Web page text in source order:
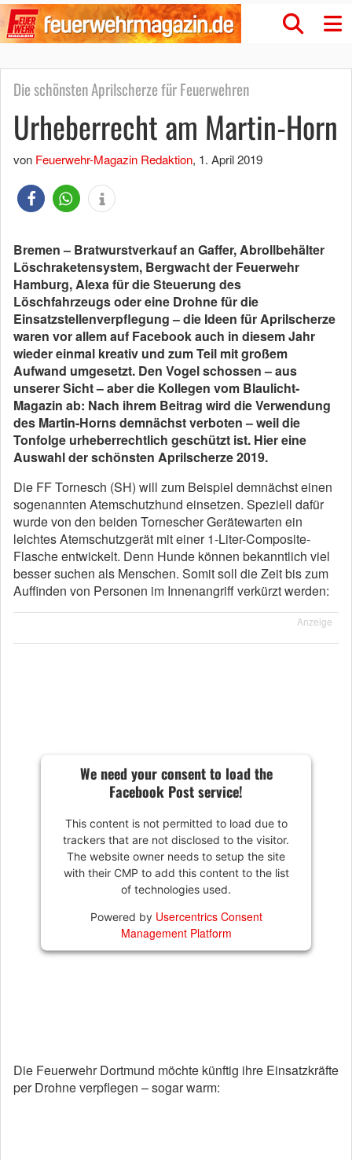
Die schönsten Aprilscherze für Feuerwehren
Urheberrecht am Martin-Horn
von Feuerwehr-Magazin Redaktion, 1. April 2019
Bremen – Bratwurstverkauf an Gaffer, Abrollbehälter
Löschraketensystem, Bergwacht der Feuerwehr
Hamburg, Alexa für die Steuerung des
Löschfahrzeugs oder eine Drohne für die
Einsatzstellenverpflegung – die Ideen für Aprilscherze
waren vor allem auf Facebook auch in diesem Jahr
wieder einmal kreativ und zum Teil mit großem
Aufwand umgesetzt. Den Vogel schossen – aus
unserer Sicht – aber die Kollegen vom Blaulicht-
Magazin ab: Nach ihrem Beitrag wird die Verwendung
des Martin-Horns demnächst verboten – weil die
Tonfolge urheberrechtlich geschützt ist. Hier eine
Auswahl der schönsten Aprilscherze 2019.
Die FF Tornesch (SH) will zum Beispiel demnächst einen
sogenannten Atemschutzhund einsetzen. Speziell dafür
wurde von den beiden Tornescher Gerätewarten ein
leichtes Atemschutzgerät mit einer 1-Liter-Composite-
Flasche entwickelt. Denn Hunde können bekanntlich viel
besser suchen als Menschen. Somit soll die Zeit bis zum
Auffinden von Personen im Innenangriff verkürzt werden:
Anzeige
We need your consent to load the
Facebook Post service!
This content is not permitted to load due to
trackers that are not disclosed to the visitor.
The website owner needs to setup the site
with their CMP to add this content to the list
of technologies used.
Powered by Usercentrics Consent
Management Platform
Die Feuerwehr Dortmund möchte künftig ihre Einsatzkräfte
per Drohne verpflegen – sogar warm: